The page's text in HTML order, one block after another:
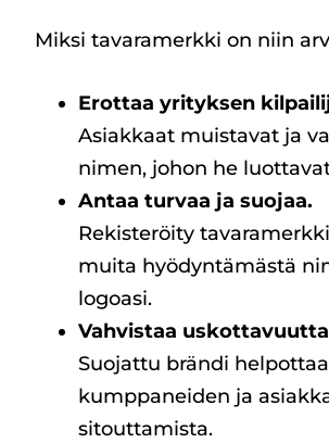
Miksi tavaramerkki on niin
Erottaa yrityksen
Asiakkaat muistavat ja
nimen, johon he
Antaa turvaa ja suojaa.
Rekisteröity
muita hyödyntämästä
logoasi.
Vahvistaa
Suojattu brändi
kumppaneiden ja
sitouttamista.